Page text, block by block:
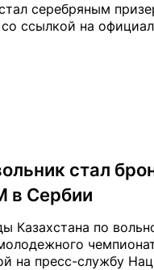
серебряным
ссылкой на
стал
в Сербии
Казахстана по
на пресс-службу